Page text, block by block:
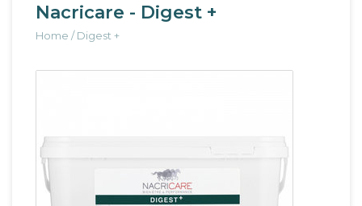
Nacricare - Digest +
Home /Digest +